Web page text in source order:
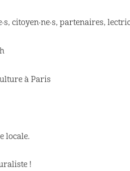
citoyen·ne·s, partenaires,
à Paris
locale.
!